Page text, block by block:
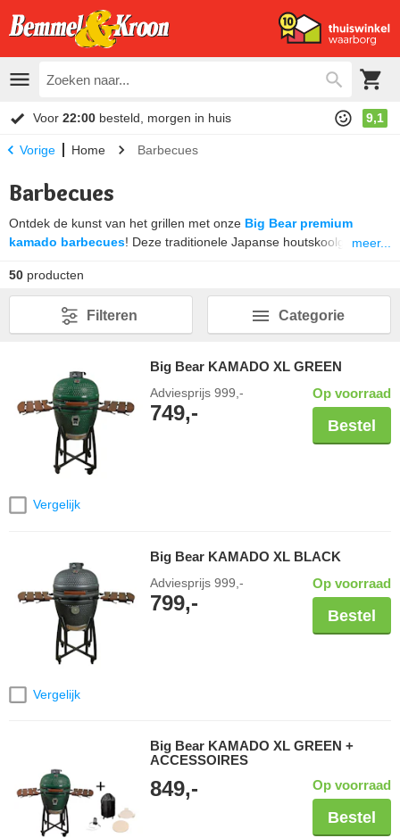
Voor 22:00 besteld, morgen in huis 9,1
Vorige Home Barbecues
Barbecues
Ontdek de kunst van het grillen met onze Big Bear premium
kamado barbecues! Deze traditionele Japanse houtskoolgrills,
smaakervaring. Of je nu een doorgewinterde grillmeester bent of
een beginnende barbecue-enthousiasteling, de Big Bear kamado
BBQ’s zijn de perfecte partner voor elke culinaire uitdaging. Met
hun uitstekende warmtebehoud en veelzijdigheid til je jouw
steaks, perfect geroosterde groenten en de meest malse ribs die je
ooit hebt geproefd. Kies jouw favoriete Big Bear kamado BBQ en
begin met grillen als een echte chef!
meer...
50 producten
Categorie
Filteren
Vergelijk
Big Bear KAMADO XL GREEN
Adviesprijs 999,-
749,-
Op voorraad
Bestel
Vergelijk
Big Bear KAMADO XL BLACK
Adviesprijs 999,-
799,-
Op voorraad
Bestel
Big Bear KAMADO XL GREEN +
ACCESSOIRES
849,- Op voorraad
Bestel